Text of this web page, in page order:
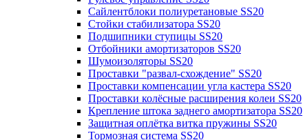
Сайлентблоки полиуретановые SS20
Стойки стабилизатора SS20
Подшипники ступицы SS20
Отбойники амортизаторов SS20
Шумоизоляторы SS20
Проставки "развал-схождение" SS20
Проставки компенсации угла кастера SS20
Проставки колёсные расширения колеи SS20
Крепление штока заднего амортизатора SS20
Защитная оплётка витка пружины SS20
Тормозная система SS20